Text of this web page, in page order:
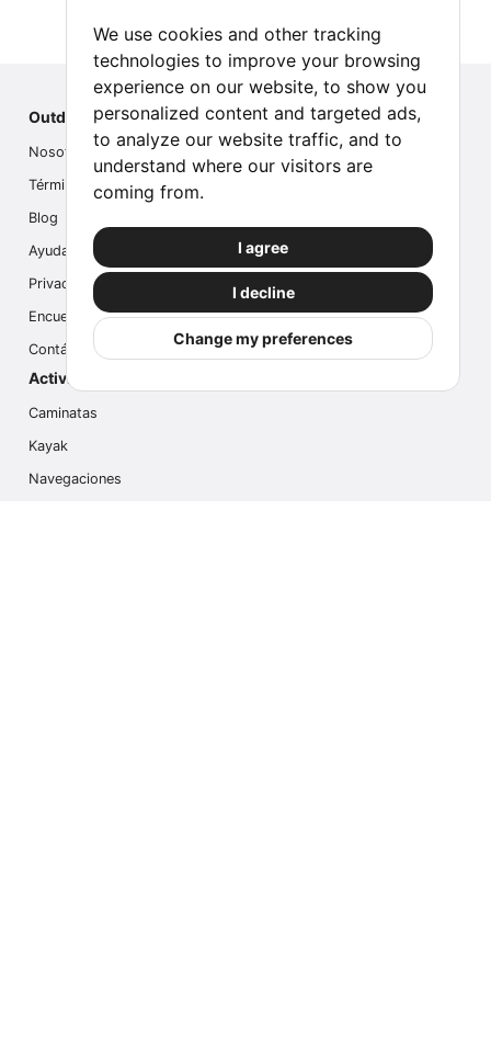
We use cookies and other tracking
technologies to improve your browsing
experience on our website, to show you
personalized content and targeted ads,
to analyze our website traffic, and to
understand where our visitors are
coming from.
I agree
I decline
Change my preferences
Outdoor Index
Nosotros
Términos
Blog
Ayuda
Privacidad
Encuesta
Contáctanos
Actividades populares
Caminatas
Kayak
Navegaciones